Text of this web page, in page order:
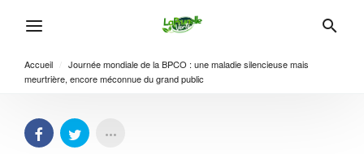
Accueil
Journée mondiale de la BPCO : une maladie silencieuse mais
meurtrière, encore méconnue du grand public